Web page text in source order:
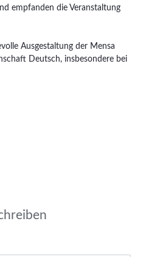
empfanden die Veranstaltung
Ausgestaltung der Mensa
Deutsch, insbesondere bei